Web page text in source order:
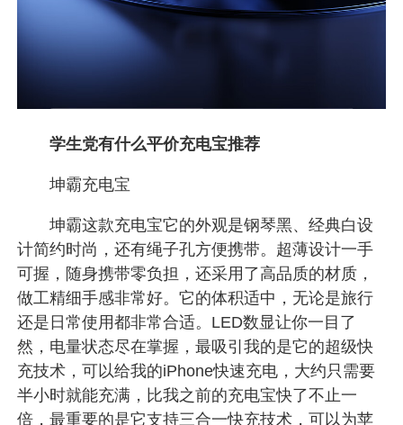
学生党有什么平价充电宝推荐
坤霸充电宝
坤霸这款充电宝它的外观是钢琴黑、经典白设
计简约时尚，还有绳子孔方便携带。超薄设计一手
可握，随身携带零负担，还采用了高品质的材质，
做工精细手感非常好。它的体积适中，无论是旅行
还是日常使用都非常合适。LED数显让你一目了
然，电量状态尽在掌握，最吸引我的是它的超级快
充技术，可以给我的iPhone快速充电，大约只需要
半小时就能充满，比我之前的充电宝快了不止一
倍，最重要的是它支持三合一快充技术，可以为苹